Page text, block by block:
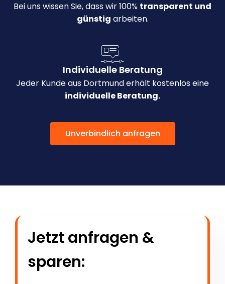
Bei uns wissen Sie, dass wir 100% transparent und
günstig arbeiten.
Individuelle Beratung
Jeder Kunde aus Dortmund erhält kostenlos eine
individuelle Beratung.
Unverbindlich anfragen
Jetzt anfragen &
sparen: